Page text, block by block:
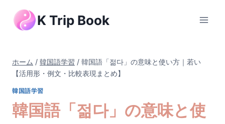
K Trip Book
ホーム / 韓国語学習 / 韓国語「젊다」の意味と使い方｜若い
【活用形・例文・比較表現まとめ】
韓国語学習
韓国語「젊다」の意味と使